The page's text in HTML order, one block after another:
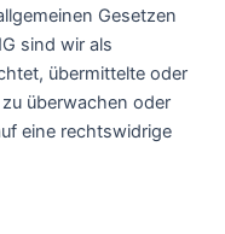
Gesetzen
sind wir als
übermittelte oder
überwachen oder
eine rechtswidrige